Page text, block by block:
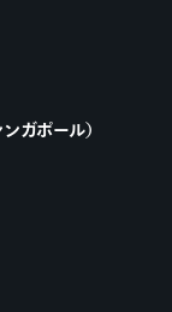
ポール）